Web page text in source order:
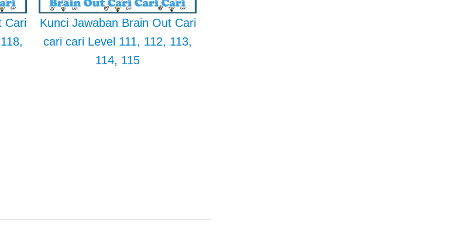
Cari
Kunci Jawaban Brain Out Cari
cari cari Level 111, 112, 113,
114, 115